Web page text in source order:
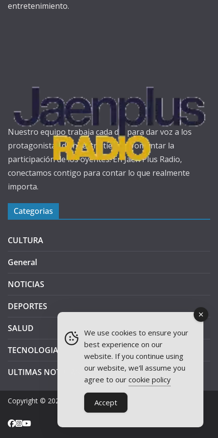
entretenimiento.
Nuestro equipo trabaja cada día para dar voz a los
protagonistas de nuestra tierra y fomentar la
participación de los oyentes. En Jaén Plus Radio,
conectamos contigo para contar lo que realmente
importa.
Categorias
CULTURA
General
NOTICIAS
DEPORTES
SALUD
TECNOLOGIA
ULTIMAS NOTICIAS
Copyright © 2026 JAEN PLUS RADIO
We use cookies to ensure your
best experience on our
website. If you continue using
our website, we'll assume you
agree to our cookie policy
Accept